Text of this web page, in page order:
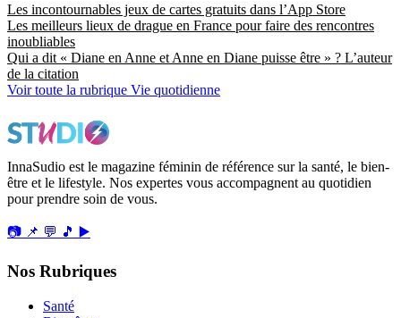
Les incontournables jeux de cartes gratuits dans l’App Store
Les meilleurs lieux de drague en France pour faire des rencontres
inoubliables
Qui a dit « Diane en Anne et Anne en Diane puisse être » ? L’auteur
de la citation
Voir toute la rubrique Vie quotidienne
InnaSudio est le magazine féminin de référence sur la santé, le bien-
être et le lifestyle. Nos expertes vous accompagnent au quotidien
pour prendre soin de vous.
📷 📌 💬 🎵 ▶️
Nos Rubriques
Santé